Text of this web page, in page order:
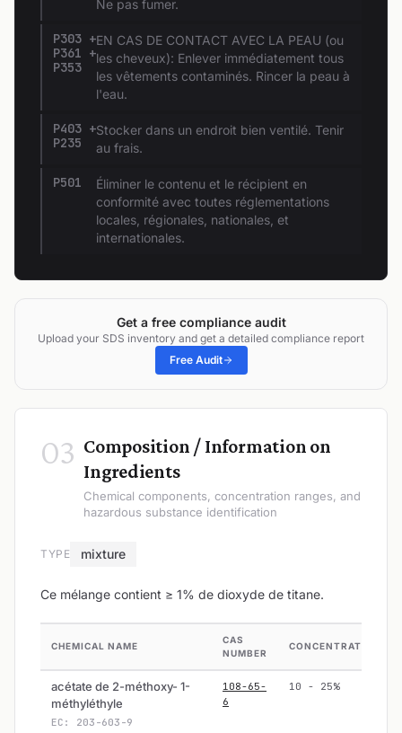
Ne pas fumer.
P303 +
P361 +
P353
EN CAS DE CONTACT AVEC LA PEAU (ou
les cheveux): Enlever immédiatement tous
les vêtements contaminés. Rincer la peau à
l'eau.
P403 +
P235
Stocker dans un endroit bien ventilé. Tenir
au frais.
P501
Éliminer le contenu et le récipient en
conformité avec toutes réglementations
locales, régionales, nationales, et
internationales.
Get a free compliance audit
Upload your SDS inventory and get a detailed compliance report
Free Audit
03 Composition / Information on
Ingredients
Chemical components, concentration ranges, and
hazardous substance identification
TYPE mixture
Ce mélange contient ≥ 1% de dioxyde de titane.
CHEMICAL NAME
CAS
NUMBER
CONCENTRATION
acétate de 2-méthoxy- 1-
méthyléthyle
EC: 203-603-9
108-65-
6
10 - 25%